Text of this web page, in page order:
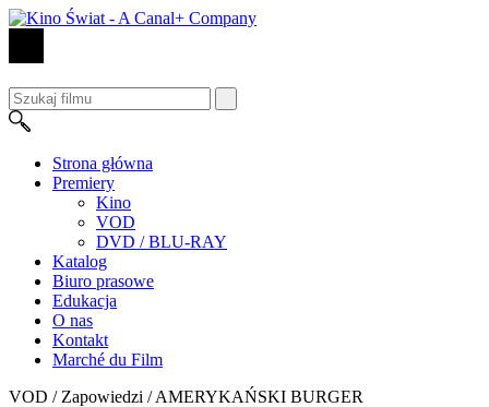
Strona główna
Premiery
Kino
VOD
DVD / BLU-RAY
Katalog
Biuro prasowe
Edukacja
O nas
Kontakt
Marché du Film
VOD / Zapowiedzi /AMERYKAŃSKI BURGER